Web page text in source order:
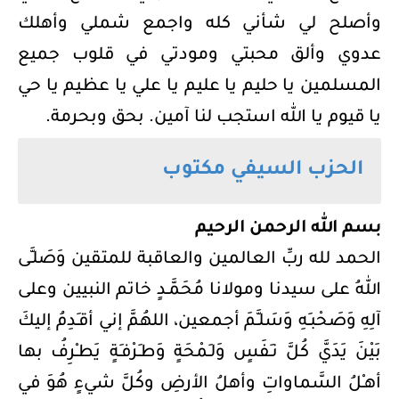
وأصلح لي شأني كله واجمع شملي وأهلك
عدوي وألق محبتي ومودتي في قلوب جميع
المسلمين يا حليم يا عليم يا علي يا عظيم يا حي
يا قيوم يا الله استجب لنا آمين. بحق وبحرمة.
الحزب السيفي مكتوب
بسم الله الرحمن الرحيم
الحمد لله ربِّ العالمين والعاقبة للمتقين وَصَلـَّى
اللهُ على سيدنا ومولانا مُحَمَّـدٍ خاتم النبيين وعلى
آلِهِ وَصَحْبـِهِ وَسَلـَّمَ أجمعين، اللهُمَّ إني أقـَدِمُ إليكَ
بَيْنَ يَدَيَّ كُلَّ نـَفَسٍ وَلـَمْحَةٍ وَطـَرْفـَةٍ يَطـْرِفُ بها
أهـْلُ السَّماواتِ وأهلُ الأرضِ وكُلَّ شيءٍ هُوَ في